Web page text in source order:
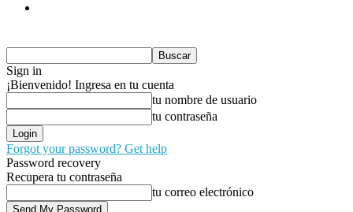
Sign in
¡Bienvenido! Ingresa en tu cuenta
tu nombre de usuario
tu contraseña
Forgot your password? Get help
Password recovery
Recupera tu contraseña
tu correo electrónico